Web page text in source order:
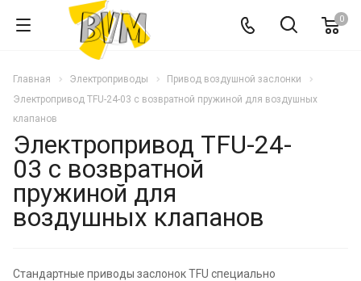
0
Главная Электроприводы
Привод воздушной заслонки
Электропривод TFU-24-03 с возвратной пружиной для воздушных
клапанов
Электропривод TFU-24-
03 с возвратной
пружиной для
воздушных клапанов
Стандартные приводы заслонок TFU специально